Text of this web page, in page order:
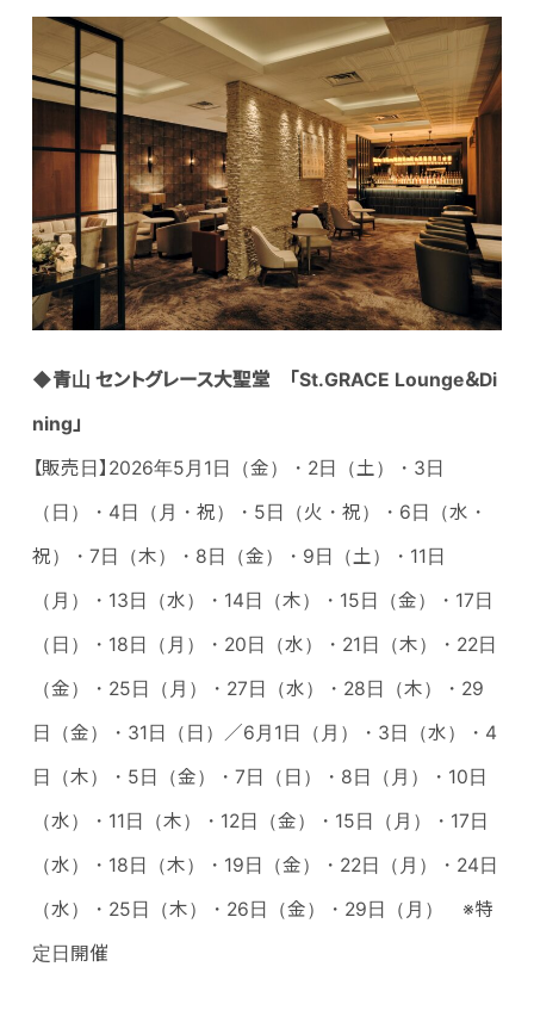
◆青山 セントグレース大聖堂 「St.GRACE Lounge＆Di
ning」
【販売日】2026年5月1日（金）・2日（土）・3日
（日）・4日（月・祝）・5日（火・祝）・6日（水・
祝）・7日（木）・8日（金）・9日（土）・11日
（月）・13日（水）・14日（木）・15日（金）・17日
（日）・18日（月）・20日（水）・21日（木）・22日
（金）・25日（月）・27日（水）・28日（木）・29
日（金）・31日（日）／6月1日（月）・3日（水）・4
日（木）・5日（金）・7日（日）・8日（月）・10日
（水）・11日（木）・12日（金）・15日（月）・17日
（水）・18日（木）・19日（金）・22日（月）・24日
（水）・25日（木）・26日（金）・29日（月） ※特
定日開催